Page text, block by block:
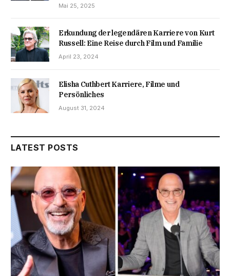
Mai 25, 2025
Erkundung der legendären Karriere von Kurt
Russell: Eine Reise durch Film und Familie
April 23, 2024
Elisha Cuthbert Karriere, Filme und
Persönliches
August 31, 2024
LATEST POSTS